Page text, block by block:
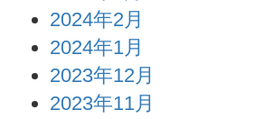
2024年2月
2024年1月
2023年12月
2023年11月